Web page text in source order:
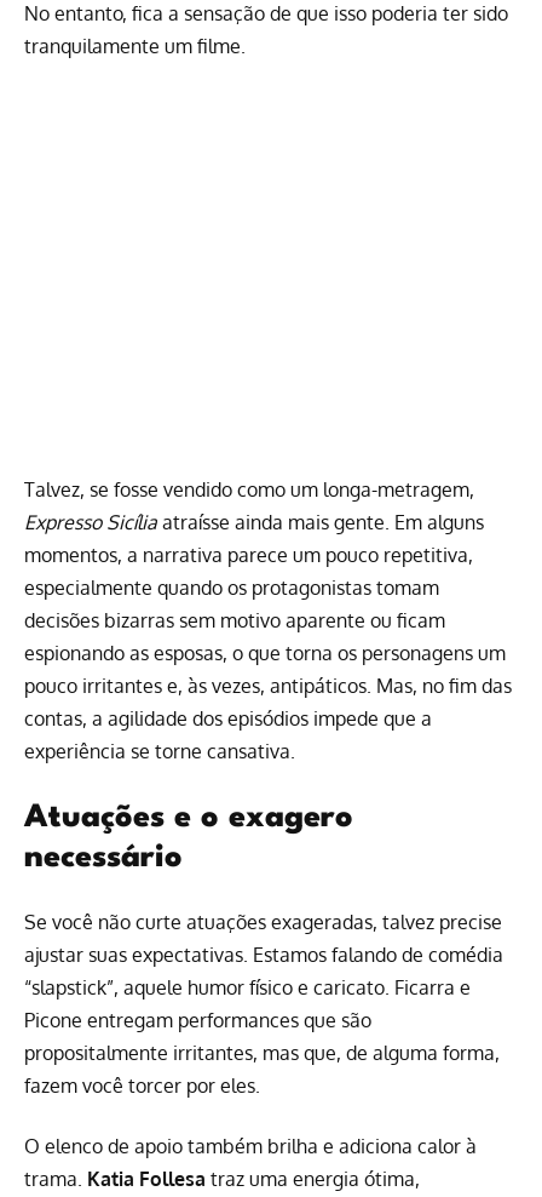
No entanto, fica a sensação de que isso poderia ter sido
tranquilamente um filme.
Talvez, se fosse vendido como um longa-metragem,
Expresso Sicília atraísse ainda mais gente. Em alguns
momentos, a narrativa parece um pouco repetitiva,
especialmente quando os protagonistas tomam
decisões bizarras sem motivo aparente ou ficam
espionando as esposas, o que torna os personagens um
pouco irritantes e, às vezes, antipáticos. Mas, no fim das
contas, a agilidade dos episódios impede que a
experiência se torne cansativa.
Atuações e o exagero
necessário
Se você não curte atuações exageradas, talvez precise
ajustar suas expectativas. Estamos falando de comédia
“slapstick”, aquele humor físico e caricato. Ficarra e
Picone entregam performances que são
propositalmente irritantes, mas que, de alguma forma,
fazem você torcer por eles.
O elenco de apoio também brilha e adiciona calor à
trama. Katia Follesa traz uma energia ótima,